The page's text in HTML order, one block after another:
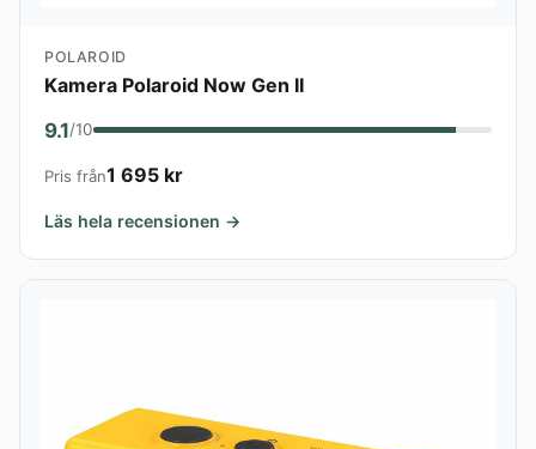
POLAROID
Kamera Polaroid Now Gen II
9.1/10
Pris från1 695 kr
Läs hela recensionen →